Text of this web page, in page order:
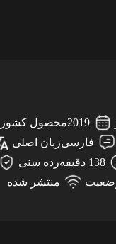
2019محصول کشور
فارسیزبان اصلی
138 دقیقه رده سنی
منتشر شده